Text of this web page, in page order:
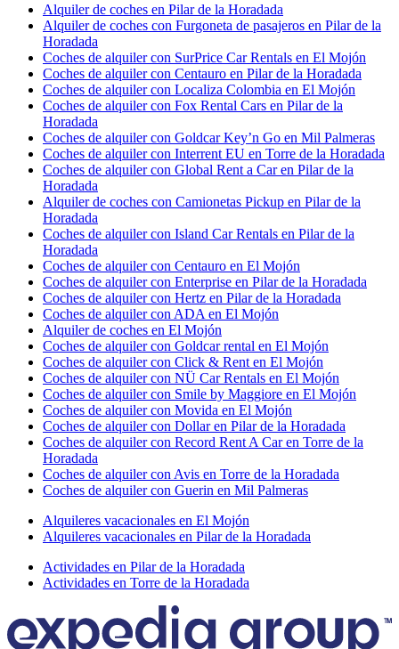
Alquiler de coches en Pilar de la Horadada
Alquiler de coches con Furgoneta de pasajeros en Pilar de la
Horadada
Coches de alquiler con SurPrice Car Rentals en El Mojón
Coches de alquiler con Centauro en Pilar de la Horadada
Coches de alquiler con Localiza Colombia en El Mojón
Coches de alquiler con Fox Rental Cars en Pilar de la
Horadada
Coches de alquiler con Goldcar Key’n Go en Mil Palmeras
Coches de alquiler con Interrent EU en Torre de la Horadada
Coches de alquiler con Global Rent a Car en Pilar de la
Horadada
Alquiler de coches con Camionetas Pickup en Pilar de la
Horadada
Coches de alquiler con Island Car Rentals en Pilar de la
Horadada
Coches de alquiler con Centauro en El Mojón
Coches de alquiler con Enterprise en Pilar de la Horadada
Coches de alquiler con Hertz en Pilar de la Horadada
Coches de alquiler con ADA en El Mojón
Alquiler de coches en El Mojón
Coches de alquiler con Goldcar rental en El Mojón
Coches de alquiler con Click & Rent en El Mojón
Coches de alquiler con NÜ Car Rentals en El Mojón
Coches de alquiler con Smile by Maggiore en El Mojón
Coches de alquiler con Movida en El Mojón
Coches de alquiler con Dollar en Pilar de la Horadada
Coches de alquiler con Record Rent A Car en Torre de la
Horadada
Coches de alquiler con Avis en Torre de la Horadada
Coches de alquiler con Guerin en Mil Palmeras
Alquileres vacacionales en El Mojón
Alquileres vacacionales en Pilar de la Horadada
Actividades en Pilar de la Horadada
Actividades en Torre de la Horadada